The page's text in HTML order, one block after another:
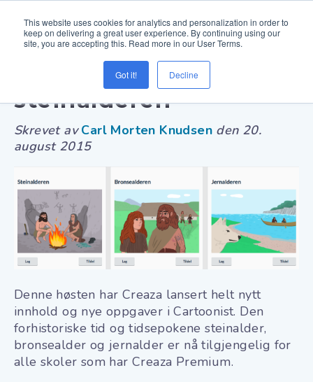
This website uses cookies for analytics and personalization in order to
keep on delivering a great user experience. By continuing using our
site, you are accepting this. Read more in our User Terms.
Got it! Decline
Tilbake til
steinalderen
Skrevet avCarl Morten Knudsen den 20.
august 2015
Denne høsten har Creaza lansert helt nytt
innhold og nye oppgaver i Cartoonist. Den
forhistoriske tid og tidsepokene steinalder,
bronsealder og jernalder er nå tilgjengelig for
alle skoler som har Creaza Premium.